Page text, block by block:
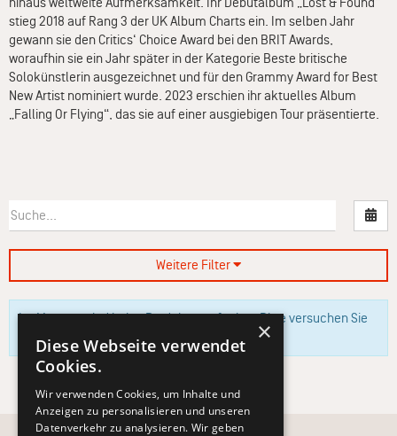
stieg 2018 auf Rang 3 der UK Album Charts ein. Im selben Jahr
gewann sie den Critics‘ Choice Award bei den BRIT Awards,
woraufhin sie ein Jahr später in der Kategorie Beste britische
Solokünstlerin ausgezeichnet und für den Grammy Award for Best
New Artist nominiert wurde. 2023 erschien ihr aktuelles Album
„Falling Or Flying“, das sie auf einer ausgiebigen Tour präsentierte.
Weitere Filter
Im Moment sind keine Produkte verfügbar. Bitte versuchen Sie
es zu einem späteren Zeitpunkt erneut.
×
Diese Webseite verwendet
Cookies.
Wir verwenden Cookies, um Inhalte und
Anzeigen zu personalisieren und unseren
Datenverkehr zu analysieren. Wir geben